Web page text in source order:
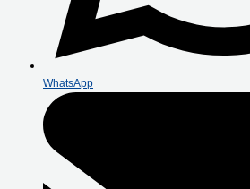
WhatsApp